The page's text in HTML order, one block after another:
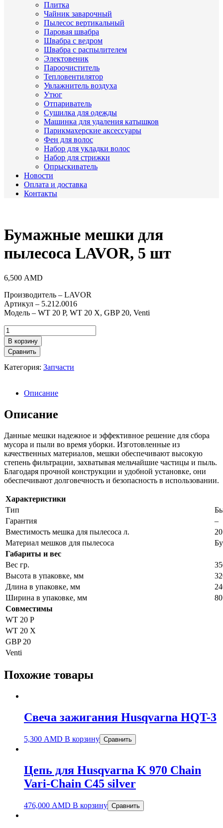
Плитка
Чайник заварочный
Пылесос вертикальный
Паровая швабра
Швабра с ведром
Швабра с распылителем
Электовеник
Пароочиститель
Тепловентилятор
Увлажнитель воздуха
Утюг
Отпариватель
Сушилка для одежды
Машинка для удаления катышков
Парикмахерские аксессуары
Фен для волос
Набор для укладки волос
Набор для стрижки
Опрыскиватель
Новости
Оплата и доставка
Контакты
Бумажные мешки для
пылесоса LAVOR, 5 шт
6,500 AMD
Производитель – LAVOR
Артикул – 5.212.0016
Модель – WT 20 P, WT 20 X, GBP 20, Venti
Количество
товара
Бумажные
мешки
для
пылесоса
В корзину
Сравнить
Категория: Запчасти
Описание
Описание
Данные мешки надежное и эффективное решение для сбора
мусора и пыли во время уборки. Изготовленные из
качественных материалов, мешки обеспечивают высокую
степень фильтрации, захватывая мельчайшие частицы и пыль.
Благодаря прочной конструкции и удобной установке, они
обеспечивают долговечность и безопасность в использовании.
Характеристики
Тип
Гарантия
–
Вместимость мешка для пылесоса л.
20
Материал мешков для пылесоса
Габариты и вес
Вес гр.
Высота в упаковке, мм
Длина в упаковке, мм
Ширина в упаковке, мм
80
Совместимы
WT 20 P
WT 20 X
GBP 20
Venti
Похожие товары
Свеча зажигания Husqvarna HQT-3
5,300 AMD В корзину Сравнить
Цепь для Husqvarna K 970 Chain
Vari-Chain C45 silver
476,000 AMD В корзину Сравнить